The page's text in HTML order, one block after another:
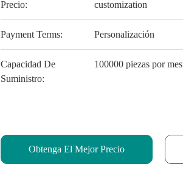
Precio: customization
Payment Terms: Personalización
Capacidad De
Suministro:
100000 piezas por mes
Obtenga El Mejor Precio